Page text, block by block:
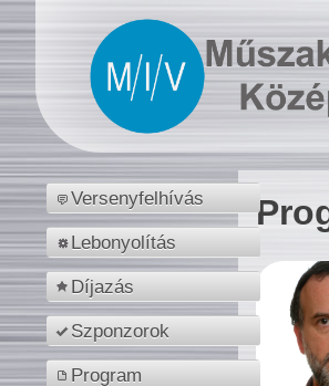
Versenyfelhívás
Lebonyolítás
Díjazás
Szponzorok
Program